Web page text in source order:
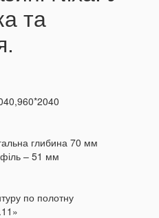
та
глибина 70 мм
– 51 мм
по полотну